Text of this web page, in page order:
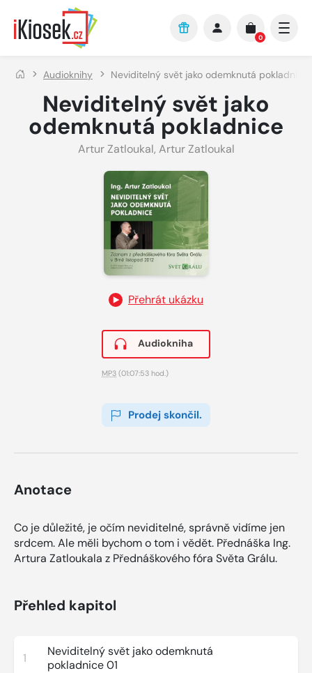
Přejít na hlavní obsah
0
Audioknihy Neviditelný svět jako odemknutá pokladnice
Neviditelný svět jako
odemknutá pokladnice
Artur Zatloukal, Artur Zatloukal
Přehrát ukázku
Audiokniha
MP3 (01:07:53 hod.)
Prodej skončil.
Anotace
Co je důležité, je očím neviditelné, správně vidíme jen
srdcem. Ale měli bychom o tom i vědět. Přednáška Ing.
Artura Zatloukala z Přednáškového fóra Světa Grálu.
Přehled kapitol
1
Neviditelný svět jako odemknutá
pokladnice 01